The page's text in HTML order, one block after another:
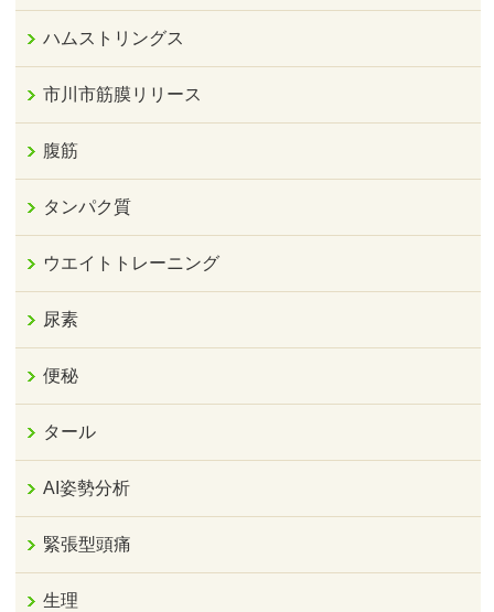
ハムストリングス
市川市筋膜リリース
腹筋
タンパク質
ウエイトトレーニング
尿素
便秘
タール
AI姿勢分析
緊張型頭痛
生理